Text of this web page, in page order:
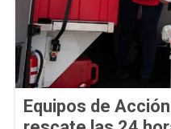
Equipos de